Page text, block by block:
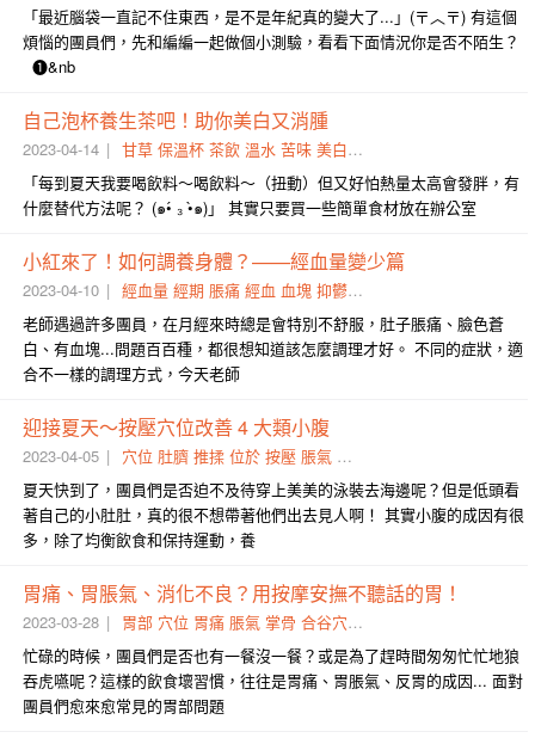
「最近腦袋一直記不住東西，是不是年紀真的變大了...」(〒︿〒) 有這個
煩惱的團員們，先和編編一起做個小測驗，看看下面情況你是否不陌生？
❶&nb
自己泡杯養生茶吧！助你美白又消腫
2023-04-14 甘草 保溫杯 茶飲 溫水 苦味 美白 火氣
「每到夏天我要喝飲料～喝飲料～（扭動）但又好怕熱量太高會發胖，有
什麼替代方法呢？ (๑•́ ₃ •̀๑)」 其實只要買一些簡單食材放在辦公室
小紅來了！如何調養身體？——經血量變少篇
2023-04-10 經血量 經期 脹痛 經血 血塊 抑鬱 小紅
老師遇過許多團員，在月經來時總是會特別不舒服，肚子脹痛、臉色蒼
白、有血塊...問題百百種，都很想知道該怎麼調理才好。 不同的症狀，適
合不一樣的調理方式，今天老師
迎接夏天～按壓穴位改善 4 大類小腹
2023-04-05 穴位 肚臍 推揉 位於 按壓 脹氣 肚皮
夏天快到了，團員們是否迫不及待穿上美美的泳裝去海邊呢？但是低頭看
著自己的小肚肚，真的很不想帶著他們出去見人啊！ 其實小腹的成因有很
多，除了均衡飲食和保持運動，養
胃痛、胃脹氣、消化不良？用按摩安撫不聽話的胃！
2023-03-28 胃部 穴位 胃痛 脹氣 掌骨 合谷穴 中脘穴
忙碌的時候，團員們是否也有一餐沒一餐？或是為了趕時間匆匆忙忙地狼
吞虎嚥呢？這樣的飲食壞習慣，往往是胃痛、胃脹氣、反胃的成因... 面對
團員們愈來愈常見的胃部問題